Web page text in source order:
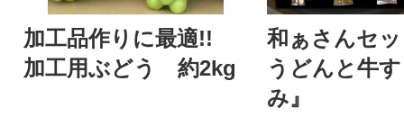
加工品作りに最適!!
加工用ぶどう 約2kg
和ぁさんセ
うどんと牛
み』